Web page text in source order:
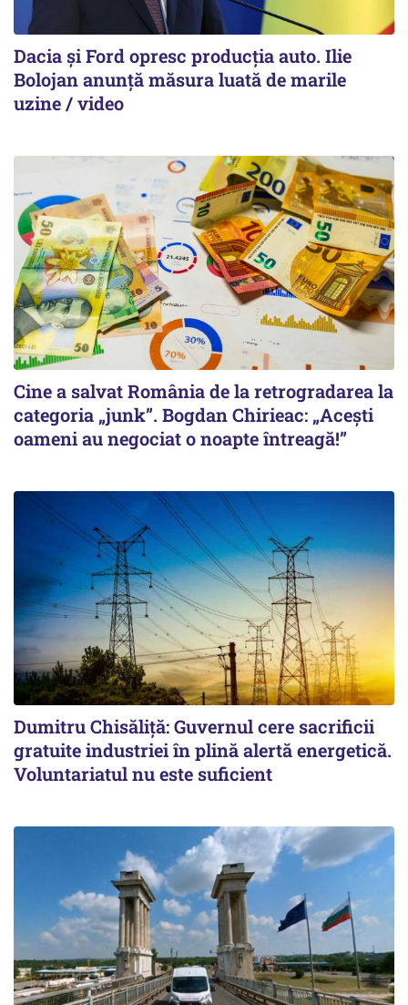
Dacia și Ford opresc producția auto. Ilie
Bolojan anunță măsura luată de marile
uzine / video
Cine a salvat România de la retrogradarea la
categoria „junk”. Bogdan Chirieac: „Acești
oameni au negociat o noapte întreagă!”
Dumitru Chisăliță: Guvernul cere sacrificii
gratuite industriei în plină alertă energetică.
Voluntariatul nu este suficient